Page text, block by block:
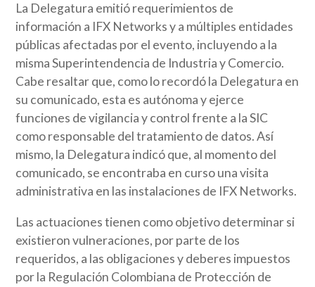
La Delegatura emitió requerimientos de
información a IFX Networks y a múltiples entidades
públicas afectadas por el evento, incluyendo a la
misma Superintendencia de Industria y Comercio.
Cabe resaltar que, como lo recordó la Delegatura en
su comunicado, esta es autónoma y ejerce
funciones de vigilancia y control frente a la SIC
como responsable del tratamiento de datos. Así
mismo, la Delegatura indicó que, al momento del
comunicado, se encontraba en curso una visita
administrativa en las instalaciones de IFX Networks.
Las actuaciones tienen como objetivo determinar si
existieron vulneraciones, por parte de los
requeridos, a las obligaciones y deberes impuestos
por la Regulación Colombiana de Protección de